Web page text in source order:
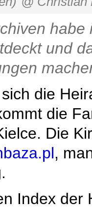
und
die
die
Die
,
Index der